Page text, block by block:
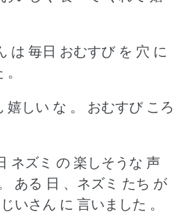
は 毎日 おむすび を 穴 に
しい な 。
おむすび ころ
ネズミ の 楽しそうな 声
ある 日 、ネズミ たち が
いさん に 言いました 。